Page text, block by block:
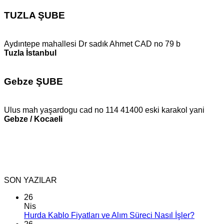
TUZLA ŞUBE
Aydıntepe mahallesi Dr sadık Ahmet CAD no 79 b
Tuzla İstanbul
Gebze ŞUBE
Ulus mah yaşardogu cad no 114 41400 eski karakol yani
Gebze / Kocaeli
SON YAZILAR
26
Nis
Hurda Kablo Fiyatları ve Alım Süreci Nasıl İşler?